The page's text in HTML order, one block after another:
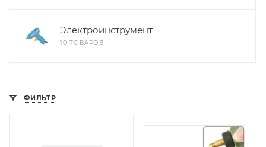
Электроинструмент
10 ТОВАРОВ
ФИЛЬТР